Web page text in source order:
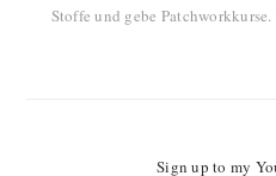
Stoffe und gebe
Sign up to my